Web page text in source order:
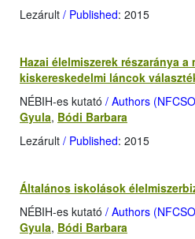
Lezárult / Published: 2015
Hazai élelmiszerek részaránya a
kiskereskedelmi láncok
NÉBIH-es kutató / Authors
Gyula, Bódi Barbara
Lezárult / Published: 2015
Általános iskolások
NÉBIH-es kutató / Authors
Gyula, Bódi Barbara